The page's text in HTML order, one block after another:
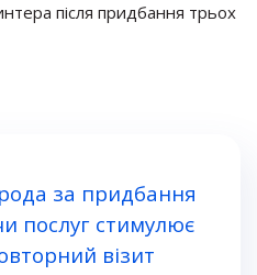
після придбання трьох
за придбання
послуг стимулює
візит